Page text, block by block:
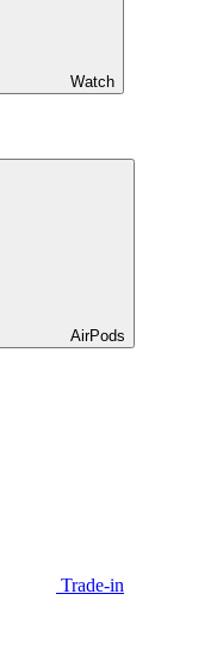
Watch
AirPods
Trade-in